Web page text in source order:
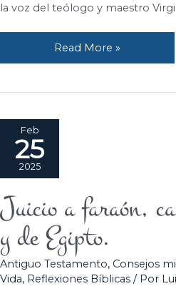
la voz del teólogo y maestro
Read More »
Feb
25
2025
Juicio a faraón,
y de Egipto.
Antiguo Testamento, Consejos
Vida, Reflexiones Bíblicas / Por
a
faraón,
caída
del